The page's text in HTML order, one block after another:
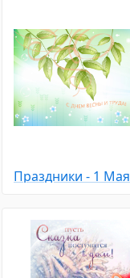
Праздники - 1 Мая